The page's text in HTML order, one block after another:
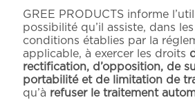
GREE PRODUCTS informe
possibilité qu’il assiste, dans
conditions établies par la
applicable, à exercer les droits
rectification, d’opposition, de
portabilité et de limitation de
qu’à refuser le traitement